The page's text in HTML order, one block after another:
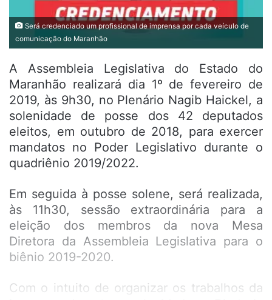
Será credenciado um profissional de imprensa por cada veículo de
comunicação do Maranhão
A Assembleia Legislativa do Estado do
Maranhão realizará dia 1º de fevereiro de
2019, às 9h30, no Plenário Nagib Haickel, a
solenidade de posse dos 42 deputados
eleitos, em outubro de 2018, para exercer
mandatos no Poder Legislativo durante o
quadriênio 2019/2022.
Em seguida à posse solene, será realizada,
às 11h30, sessão extraordinária para a
eleição dos membros da nova Mesa
Diretora da Assembleia Legislativa para o
biênio 2019-2020.
Com o intuito de organizar os trabalhos da